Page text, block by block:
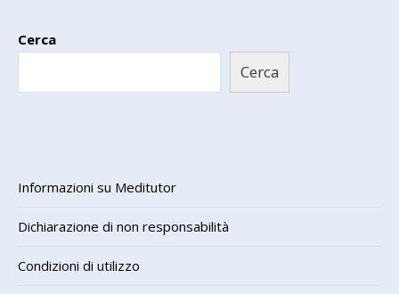
Cerca
Cerca
Informazioni su Meditutor
Dichiarazione di non responsabilità
Condizioni di utilizzo